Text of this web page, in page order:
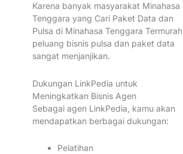
Karena banyak masyarakat Minahasa
Tenggara yang Cari Paket Data dan
Pulsa di Minahasa Tenggara Termurah,
peluang bisnis pulsa dan paket data
sangat menjanjikan.
Dukungan LinkPedia untuk
Meningkatkan Bisnis Agen
Sebagai agen LinkPedia, kamu akan
mendapatkan berbagai dukungan:
Pelatihan